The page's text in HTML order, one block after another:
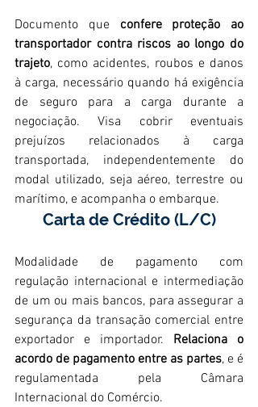
Documento que confere proteção ao
transportador contra riscos ao longo do
trajeto, como acidentes, roubos e danos
à carga, necessário quando há exigência
de seguro para a carga durante a
negociação. Visa cobrir eventuais
prejuízos relacionados à carga
transportada, independentemente do
modal utilizado, seja aéreo, terrestre ou
marítimo, e acompanha o embarque.
Carta de Crédito (L/C)
Modalidade de pagamento com
regulação internacional e intermediação
de um ou mais bancos, para assegurar a
segurança da transação comercial entre
exportador e importador. Relaciona o
acordo de pagamento entre as partes, e é
regulamentada pela Câmara
Internacional do Comércio.